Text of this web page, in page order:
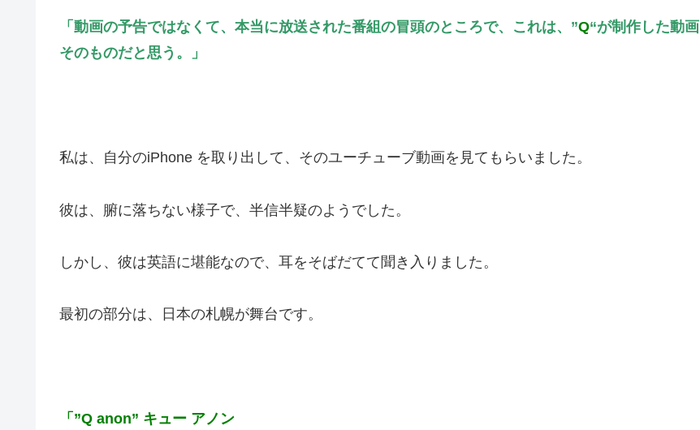
「動画の予告ではなくて、本当に放送された番組の冒頭のところで、これは、”Q“が制作した動画
そのものだと思う。」
私は、自分のiPhone を取り出して、そのユーチューブ動画を見てもらいました。
彼は、腑に落ちない様子で、半信半疑のようでした。
しかし、彼は英語に堪能なので、耳をそばだてて聞き入りました。
最初の部分は、日本の札幌が舞台です。
「”Q anon” キュー アノン